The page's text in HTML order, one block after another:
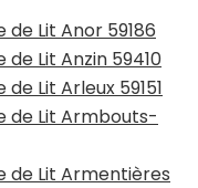
Lit Anor 59186
Lit Anzin 59410
Lit Arleux 59151
de Lit Armbouts-
de Lit Armentières